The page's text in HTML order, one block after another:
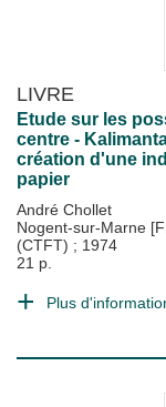
LIVRE
Etude sur les
centre -
création d'une
papier
André Chollet
Nogent-sur-Marne
(CTFT) ; 1974
21 p.
Plus